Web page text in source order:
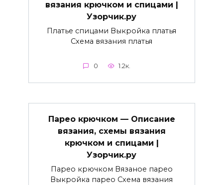
вязания крючком и спицами |
Узорчик.ру
Платье спицами Выкройка платья
Схема вязания платья
0 1.2к.
Парео крючком — Описание
вязания, схемы вязания
крючком и спицами |
Узорчик.ру
Парео крючком Вязаное парео
Выкройка парео Схема вязания